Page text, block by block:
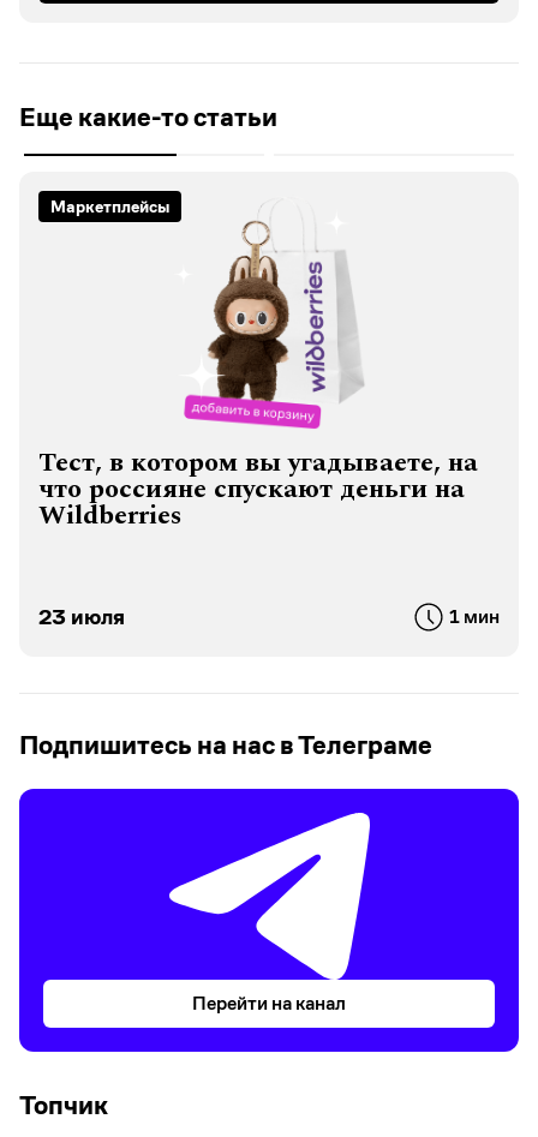
Еще какие-то статьи
Маркетплейсы
Тест, в котором вы угадываете, на
что россияне спускают деньги на
Wildberries
23 июля 1 мин
Подпишитесь на нас в Телеграме
Перейти на канал
Топчик